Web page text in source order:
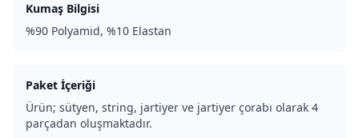
Kumaş Bilgisi
%90 Polyamid, %10 Elastan
Paket İçeriği
Ürün; sütyen, string, jartiyer ve jartiyer çorabı olarak 4
parçadan oluşmaktadır.